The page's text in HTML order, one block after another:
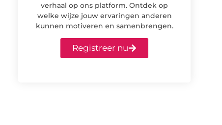
verhaal op ons platform. Ontdek op
welke wijze jouw ervaringen anderen
kunnen motiveren en samenbrengen.
Registreer nu